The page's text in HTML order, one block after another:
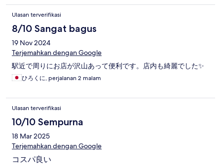
Ulasan terverifikasi
8/10 Sangat bagus
19 Nov 2024
Terjemahkan dengan Google
駅近で周りにお店が沢山あって便利です。店内も綺麗でした✨
ひろくに, perjalanan 2 malam
Ulasan terverifikasi
10/10 Sempurna
18 Mar 2025
Terjemahkan dengan Google
コスパ良い